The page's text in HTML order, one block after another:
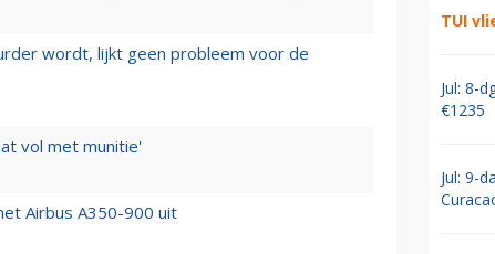
wordt, lijkt geen probleem voor de
vol met munitie'
Airbus A350-900 uit
TUI
Jul: 8-
€1235
Jul: 9-